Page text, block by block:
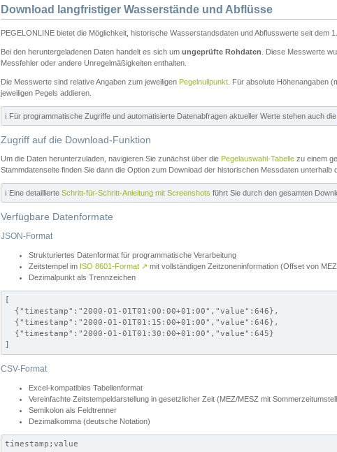
Download langfristiger Wasserstände und Abflüsse
PEGELONLINE bietet die Möglichkeit, historische Wasserstandsdaten und Abflusswerte seit dem
Bei den heruntergeladenen Daten handelt es sich um ungeprüfte Rohdaten . Diese Messwerte
Messfehler oder andere Unregelmäßigkeiten enthalten.
Die Messwerte sind relative Angaben zum jeweiligen Pegelnullpunkt . Für absolute Höhenangaben
jeweiligen Pegels addieren.
ℹ️ Für programmatische Zugriffe und automatisierte Datenabfragen aktueller Werte stehen auch die
Zugriff auf die Download-Funktion
Um die Daten herunterzuladen, navigieren Sie zunächst über die Pegelauswahl-Tabelle zu einem
Stammdatenseite finden Sie dann die Option zum Download der historischen Messdaten unterhalb
ℹ️ Eine detaillierte Schritt-für-Schritt-Anleitung mit Screenshots führt Sie durch den gesamten
Verfügbare Datenformate
JSON-Format
Strukturiertes Datenformat für programmatische Verarbeitung
Zeitstempel im ISO 8601-Format ↗ mit vollständigen Zeitzoneninformation (Offset von
Dezimalpunkt als Trennzeichen
[
  {"timestamp":"2000-01-01T01:00:00+01:00","value":646},
  {"timestamp":"2000-01-01T01:15:00+01:00","value":646},
  {"timestamp":"2000-01-01T01:30:00+01:00","value":645}
]
CSV-Format
Excel-kompatibles Tabellenformat
Vereinfachte Zeitstempeldarstellung in gesetzlicher Zeit (MEZ/MESZ mit
Semikolon als Feldtrenner
Dezimalkomma (deutsche Notation)
timestamp;value